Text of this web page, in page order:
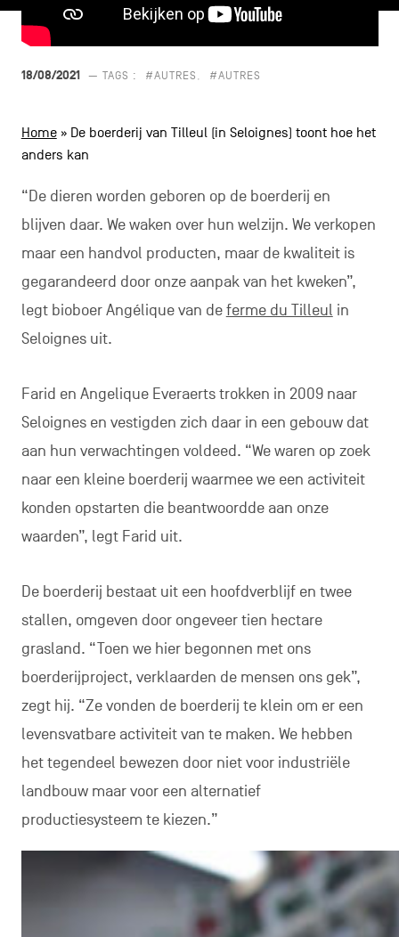
ALGEMENE VOORWAARDEN
PRIVACYBELEID
18/08/2021 — TAGS : #AUTRES #AUTRES
Home» De boerderij van Tilleul (in Seloignes) toont hoe het
anders kan
“De dieren worden geboren op de boerderij en
blijven daar. We waken over hun welzijn. We verkopen
maar een handvol producten, maar de kwaliteit is
gegarandeerd door onze aanpak van het kweken”,
legt bioboer Angélique van deferme du Tilleul in
Seloignes uit.
Farid en Angelique Everaerts trokken in 2009 naar
Seloignes en vestigden zich daar in een gebouw dat
aan hun verwachtingen voldeed. “We waren op zoek
naar een kleine boerderij waarmee we een activiteit
konden opstarten die beantwoordde aan onze
waarden”, legt Farid uit.
De boerderij bestaat uit een hoofdverblijf en twee
stallen, omgeven door ongeveer tien hectare
grasland. “Toen we hier begonnen met ons
boerderijproject, verklaarden de mensen ons gek”,
zegt hij. “Ze vonden de boerderij te klein om er een
levensvatbare activiteit van te maken. We hebben
het tegendeel bewezen door niet voor industriële
landbouw maar voor een alternatief
productiesysteem te kiezen.”